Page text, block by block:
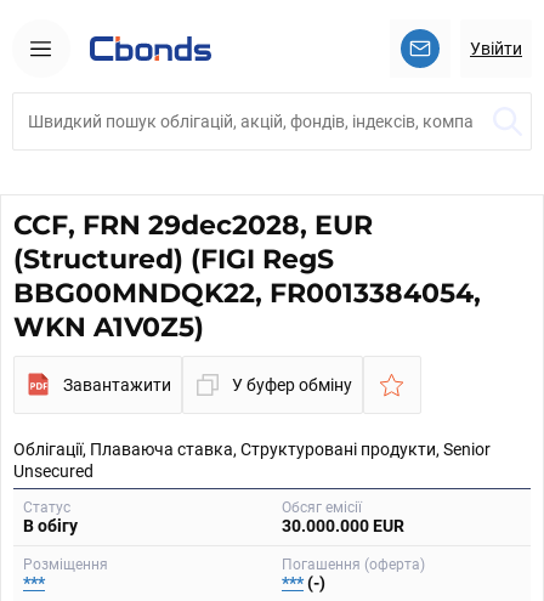
Увійти
CCF, FRN 29dec2028, EUR
(Structured) (FIGI RegS
BBG00MNDQK22, FR0013384054,
WKN A1V0Z5)
Завантажити У буфер обміну
Облігації, Плаваюча ставка, Структуровані продукти, Senior
Unsecured
Статус
В обігу
Обсяг емісії
30.000.000 EUR
Розміщення
***
Погашення (оферта)
***(-)